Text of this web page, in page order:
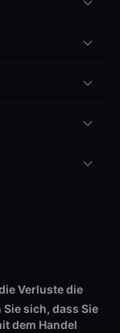
Verluste die
sich, dass Sie
dem Handel